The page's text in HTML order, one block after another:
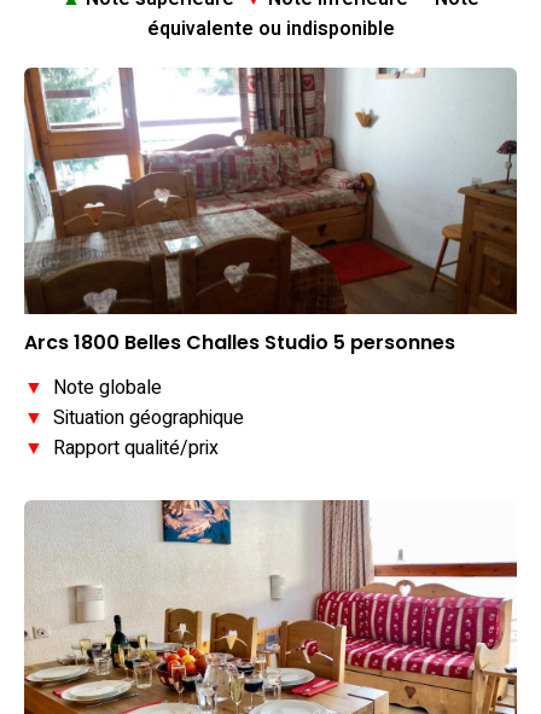
équivalente ou indisponible
Arcs 1800 Belles Challes Studio 5 personnes
▼ Note globale
▼ Situation géographique
▼ Rapport qualité/prix